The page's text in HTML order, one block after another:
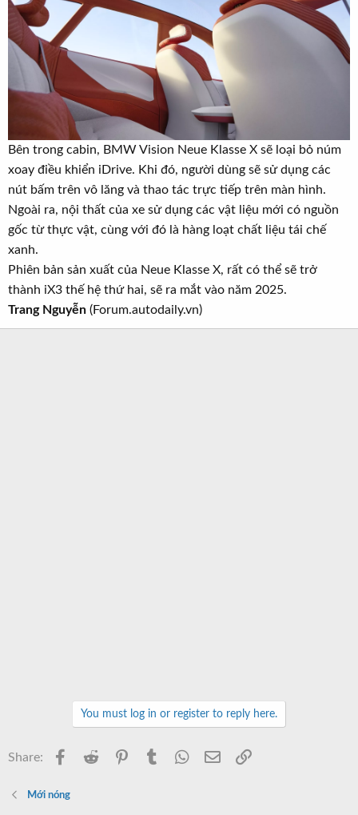
Bên trong cabin, BMW Vision Neue Klasse X sẽ loại bỏ núm
xoay điều khiển iDrive. Khi đó, người dùng sẽ sử dụng các
nút bấm trên vô lăng và thao tác trực tiếp trên màn hình.
Ngoài ra, nội thất của xe sử dụng các vật liệu mới có nguồn
gốc từ thực vật, cùng với đó là hàng loạt chất liệu tái chế
xanh.
Phiên bản sản xuất của Neue Klasse X, rất có thể sẽ trở
thành iX3 thế hệ thứ hai, sẽ ra mắt vào năm 2025.
Trang Nguyễn (Forum.autodaily.vn)
You must log in or register to reply here.
Share: Facebook
Reddit PinterestTumblr WhatsApp
Email
Mới nóng